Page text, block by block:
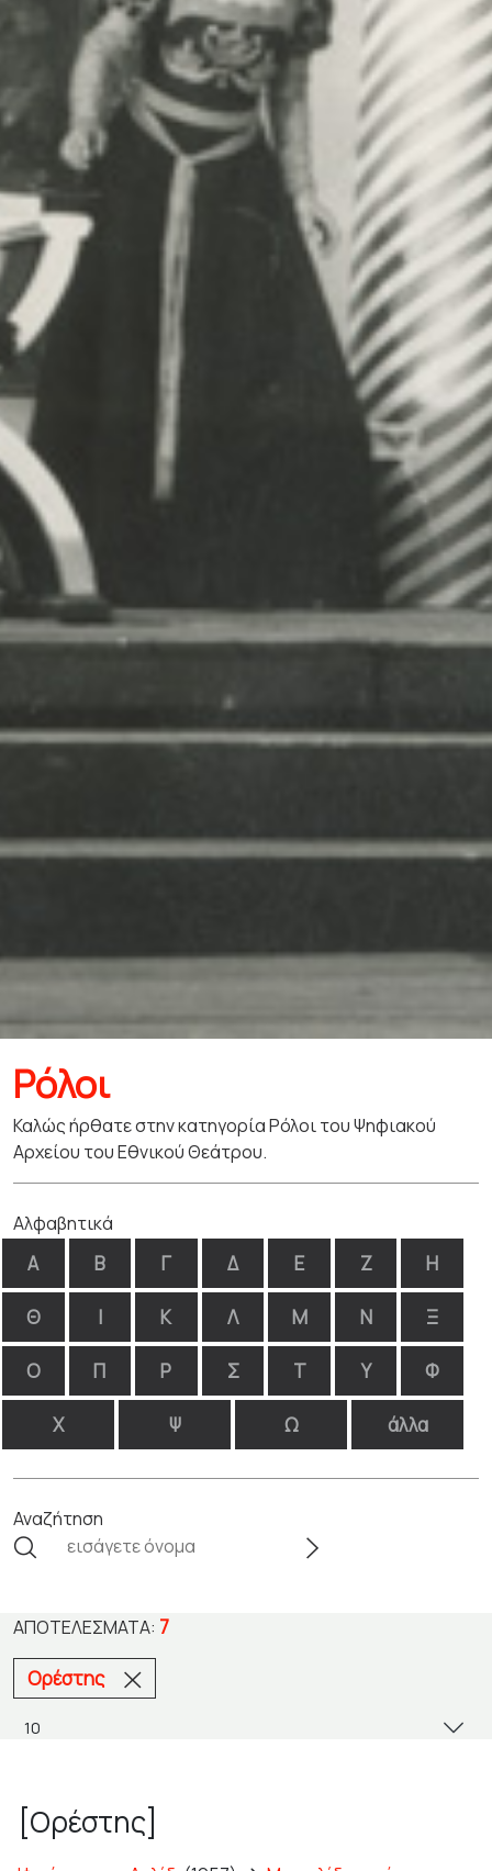
Ρόλοι
Καλώς ήρθατε στην κατηγορία Ρόλοι του Ψηφιακού
Αρχείου του Εθνικού Θεάτρου.
Αλφαβητικά
Α Β Γ Δ Ε Ζ Η
Θ Ι Κ Λ Μ Ν Ξ
Ο Π Ρ Σ Τ Υ Φ
Χ Ψ Ω άλλα
Αναζήτηση
ΑΠΟΤΕΛΈΣΜΑΤΑ: 7
Ορέστης
[Ορέστης]